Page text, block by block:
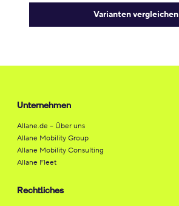
Varianten vergleichen
Unternehmen
Allane.de – Über uns
Allane Mobility Group
Allane Mobility Consulting
Allane Fleet
Rechtliches